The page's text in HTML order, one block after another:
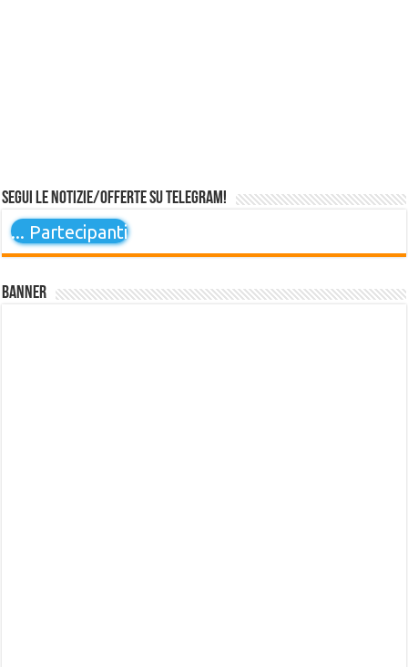
Segui le notizie/offerte su Telegram!
... Partecipanti
Banner